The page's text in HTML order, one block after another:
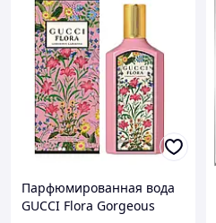
Парфюмированная вода
GUCCI Flora Gorgeous